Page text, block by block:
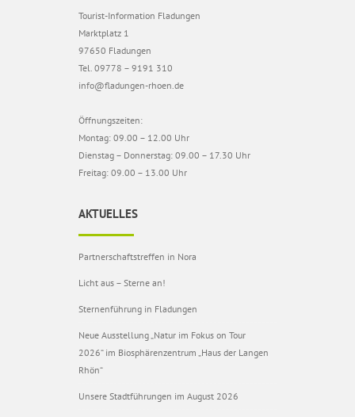
Tourist-Information Fladungen
Marktplatz 1
97650 Fladungen
Tel. 09778 – 9191 310
info@fladungen-rhoen.de
Öffnungszeiten:
Montag: 09.00 – 12.00 Uhr
Dienstag – Donnerstag: 09.00 – 17.30 Uhr
Freitag: 09.00 – 13.00 Uhr
AKTUELLES
Partnerschaftstreffen in Nora
Licht aus – Sterne an!
Sternenführung in Fladungen
Neue Ausstellung „Natur im Fokus on Tour
2026“ im Biosphärenzentrum „Haus der Langen
Rhön“
Unsere Stadtführungen im August 2026